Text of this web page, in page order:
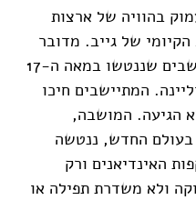
בהוויה של ארצות
של גייב. מדובר
בכתובת שנותרה על ידי מתיישבים שננטשו במאה ה-17
המתיישבים חיכו
הגיעה. המושבה,
בעולם החדש, ננטשה
האינדיאנים ורק
ולא משדרת תפילה או